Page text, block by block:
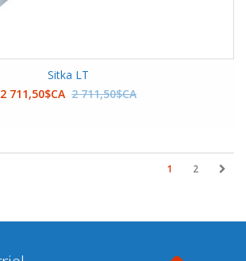
Sitka LT
2 711,50$CA 2 711,50$CA
1 2